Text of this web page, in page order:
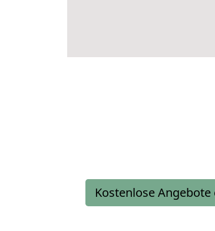
Kostenlose